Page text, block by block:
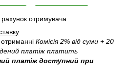
отримувача
Комісія 2% від суми + 20
платіж платить
платіж доступний при